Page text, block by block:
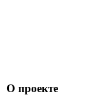
О проекте